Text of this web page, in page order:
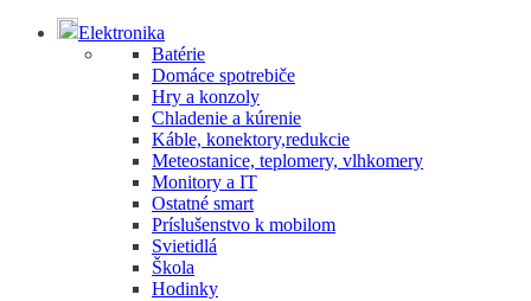
Elektronika
Batérie
Domáce spotrebiče
Hry a konzoly
Chladenie a kúrenie
Káble, konektory,redukcie
Meteostanice, teplomery, vlhkomery
Monitory a IT
Ostatné smart
Príslušenstvo k mobilom
Svietidlá
Škola
Hodinky